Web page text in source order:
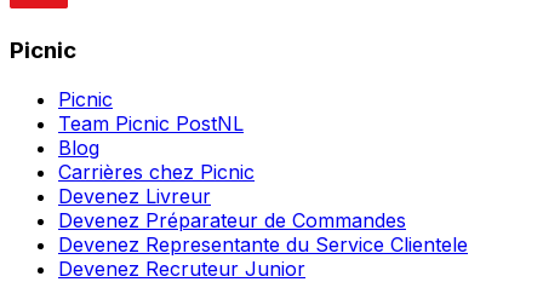
Picnic
Picnic
Team Picnic PostNL
Blog
Carrières chez Picnic
Devenez Livreur
Devenez Préparateur de Commandes
Devenez Representante du Service Clientele
Devenez Recruteur Junior